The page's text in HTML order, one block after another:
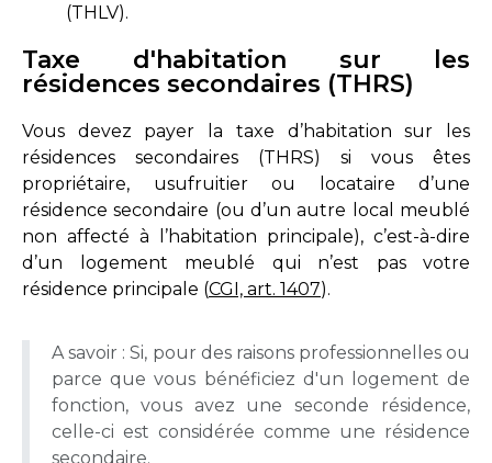
(THLV).
Taxe d'habitation sur les
résidences secondaires (THRS)
Vous devez payer la taxe d’habitation sur les
résidences secondaires (THRS) si vous êtes
propriétaire, usufruitier ou locataire d’une
résidence secondaire (ou d’un autre local meublé
non affecté à l’habitation principale), c’est-à-dire
d’un logement meublé qui n’est pas votre
résidence principale (CGI, art. 1407).
A savoir : Si, pour des raisons professionnelles ou
parce que vous bénéficiez d'un logement de
fonction, vous avez une seconde résidence,
celle-ci est considérée comme une résidence
secondaire.